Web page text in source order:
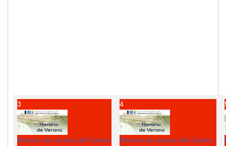
3
Horario de verano del Centro
4
Horario de verano del Centro